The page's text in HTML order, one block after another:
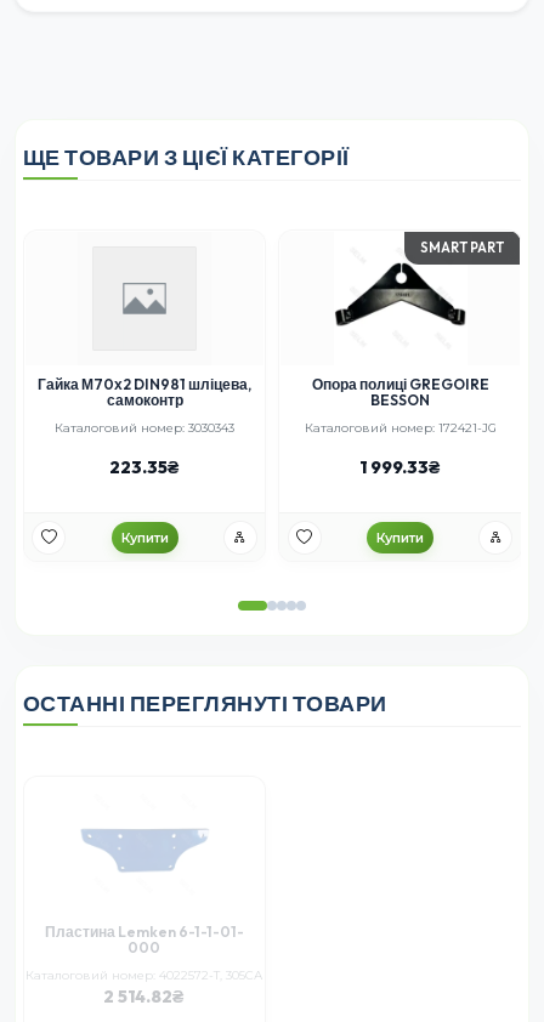
ЩЕ ТОВАРИ З ЦІЄЇ КАТЕГОРІЇ
Гайка М70х2 DIN981 шліцева,
самоконтр
Каталоговий номер: 3030343
223.35
Купити
SMART PART
Опора полиці GREGOIRE
BESSON
Каталоговий номер: 172421-JG
1 999.33
Купити
ОСТАННІ ПЕРЕГЛЯНУТІ ТОВАРИ
Пластина Lemken 6-1-1-01-
000
Каталоговий номер: 4022572-T, 305СА
2 514.82